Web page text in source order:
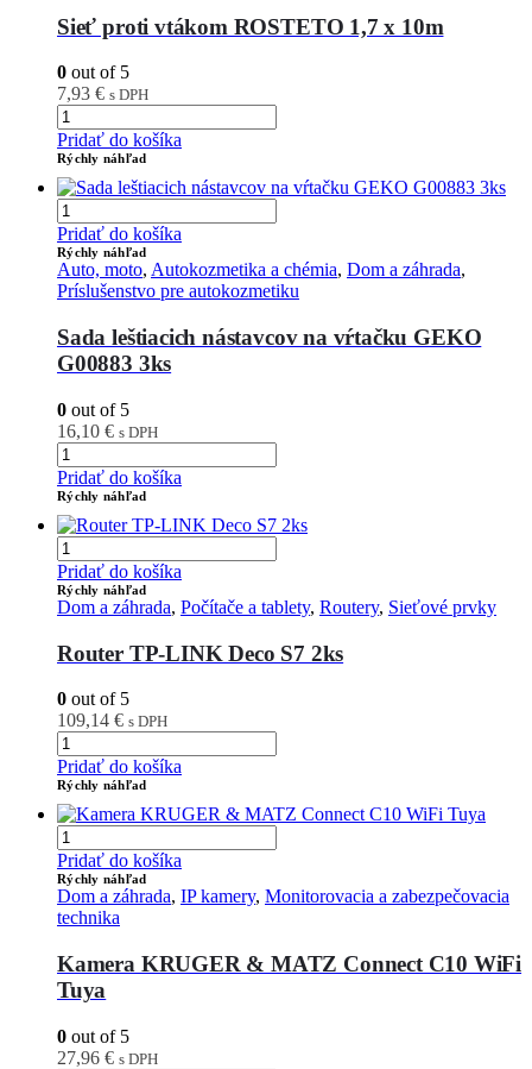
Sieť proti vtákom ROSTETO 1,7 x 10m
0 out of 5
7,93 € s DPH
Pridať do košíka
Rýchly náhľad
Pridať do košíka
Rýchly náhľad
Auto, moto, Autokozmetika a chémia, Dom a záhrada,
Príslušenstvo pre autokozmetiku
Sada leštiacich nástavcov na vŕtačku GEKO
G00883 3ks
0 out of 5
16,10 € s DPH
Pridať do košíka
Rýchly náhľad
Pridať do košíka
Rýchly náhľad
Dom a záhrada, Počítače a tablety, Routery, Sieťové prvky
Router TP-LINK Deco S7 2ks
0 out of 5
109,14 € s DPH
Pridať do košíka
Rýchly náhľad
Pridať do košíka
Rýchly náhľad
Dom a záhrada, IP kamery, Monitorovacia a zabezpečovacia
technika
Kamera KRUGER & MATZ Connect C10 WiFi
Tuya
0 out of 5
27,96 € s DPH